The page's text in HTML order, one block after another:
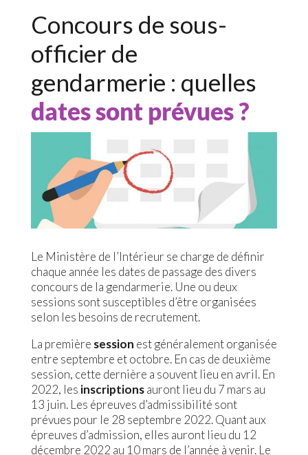
Concours de sous-
officier de
gendarmerie : quelles
dates sont prévues ?
Le Ministère de l’Intérieur se charge de définir
chaque année les dates de passage des divers
concours de la gendarmerie. Une ou deux
sessions sont susceptibles d’être organisées
selon les besoins de recrutement.
La première session est généralement organisée
entre septembre et octobre. En cas de deuxième
session, cette dernière a souvent lieu en avril. En
2022, les inscriptionsauront lieu du 7 mars au
13 juin. Les épreuves d’admissibilité sont
prévues pour le 28 septembre 2022. Quant aux
épreuves d’admission, elles auront lieu du 12
décembre 2022 au 10 mars de l’année à venir. Le